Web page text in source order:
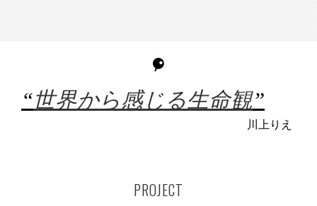
“世界から感じる生命観”
川上りえ
PROJECT